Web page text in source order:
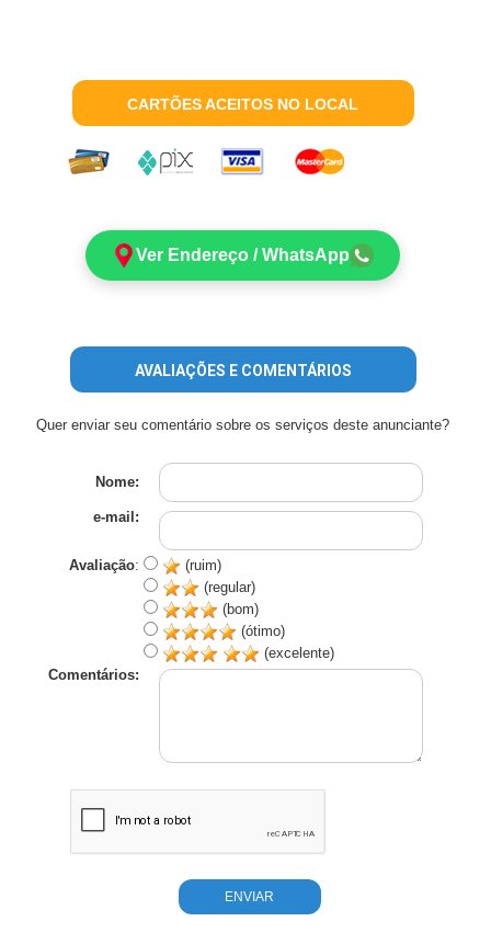
CARTÕES ACEITOS NO LOCAL
Ver Endereço / WhatsApp
AVALIAÇÕES E COMENTÁRIOS
Quer enviar seu comentário sobre os serviços deste anunciante?
Nome:
e-mail:
Avaliação:
(ruim)
(regular)
(bom)
(ótimo)
(excelente)
Comentários: